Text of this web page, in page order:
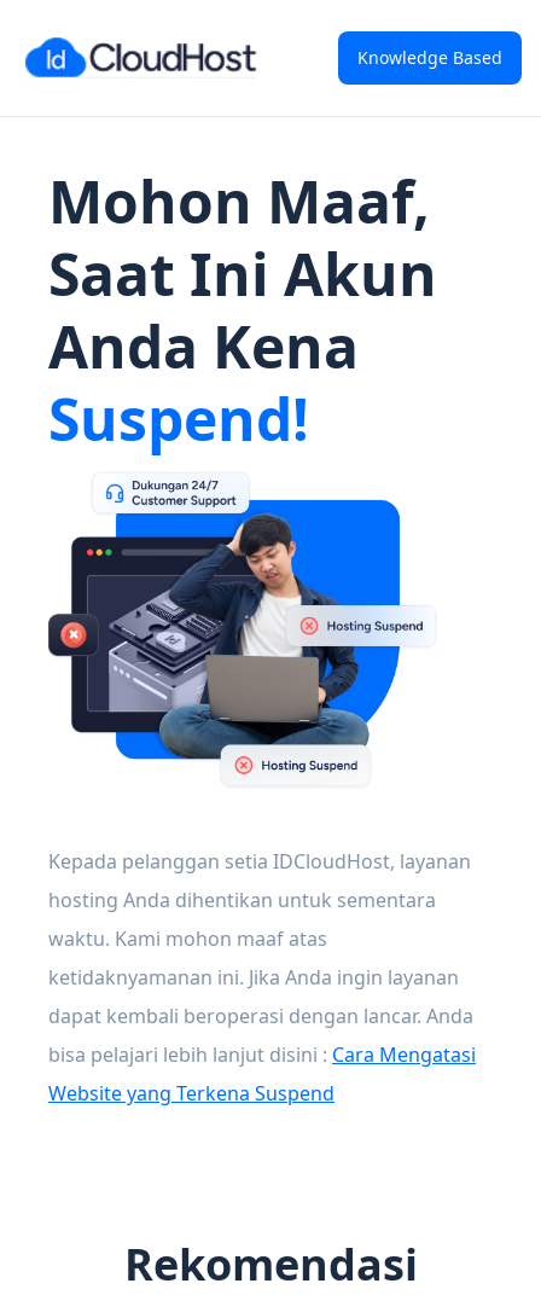
Knowledge Based
Mohon Maaf,
Saat Ini Akun
Anda Kena
Suspend!
Kepada pelanggan setia IDCloudHost, layanan
hosting Anda dihentikan untuk sementara
waktu. Kami mohon maaf atas
ketidaknyamanan ini. Jika Anda ingin layanan
dapat kembali beroperasi dengan lancar. Anda
bisa pelajari lebih lanjut disini : Cara Mengatasi
Website yang Terkena Suspend
Rekomendasi